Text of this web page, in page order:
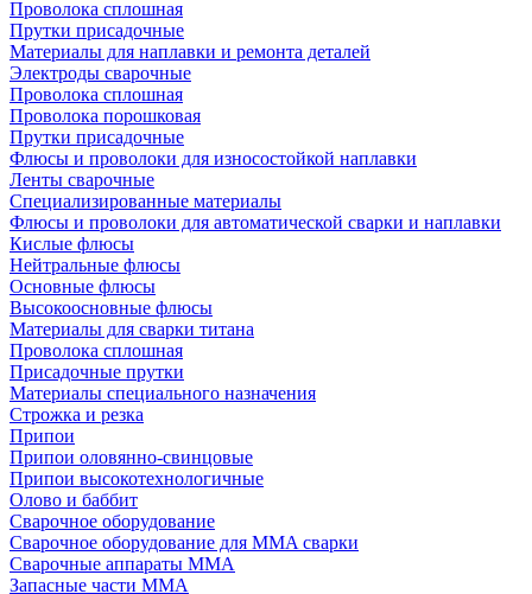
Проволока сплошная
Прутки присадочные
Материалы для наплавки и ремонта деталей
Электроды сварочные
Проволока сплошная
Проволока порошковая
Прутки присадочные
Флюсы и проволоки для износостойкой наплавки
Ленты сварочные
Специализированные материалы
Флюсы и проволоки для автоматической сварки и наплавки
Кислые флюсы
Нейтральные флюсы
Основные флюсы
Высокоосновные флюсы
Материалы для сварки титана
Проволока сплошная
Присадочные прутки
Материалы специального назначения
Строжка и резка
Припои
Припои оловянно-свинцовые
Припои высокотехнологичные
Олово и баббит
Сварочное оборудование
Сварочное оборудование для MMA сварки
Сварочные аппараты MMA
Запасные части MMA